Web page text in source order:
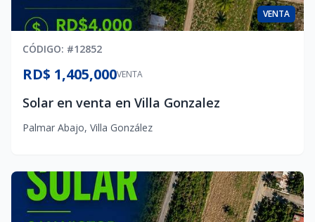
VENTA
CÓDIGO: #12852
VENTA
RD$ 1,405,000
Solar en venta en Villa Gonzalez
Palmar Abajo, Villa González